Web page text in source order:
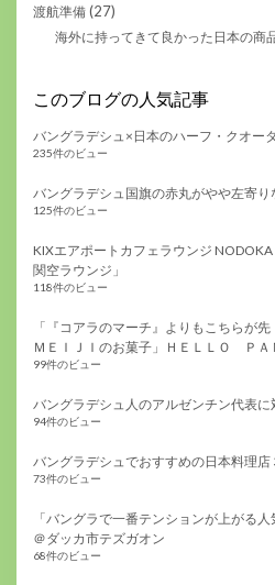
渡航準備 (27)
海外に持ってきて良かった日本の商
このブログの人気記事
バングラデシュ×日本のハーフ・クオー
235件のビュー
バングラデシュ国旗の赤丸がやや左寄り
125件のビュー
KIXエアポートカフェラウンジ
関空ラウンジ」
118件のビュー
「『コアラのマーチ』よりもこちらが
ＭＥＩＪＩのお菓子」ＨＥＬＬＯ ＰＡ
99件のビュー
バングラデシュ人のアルゼンチン代表
94件のビュー
バングラデシュでおすすめの日本料理店
73件のビュー
「バングラで一番テンションが上がる
＠ダッカ市テズガオン
68件のビュー